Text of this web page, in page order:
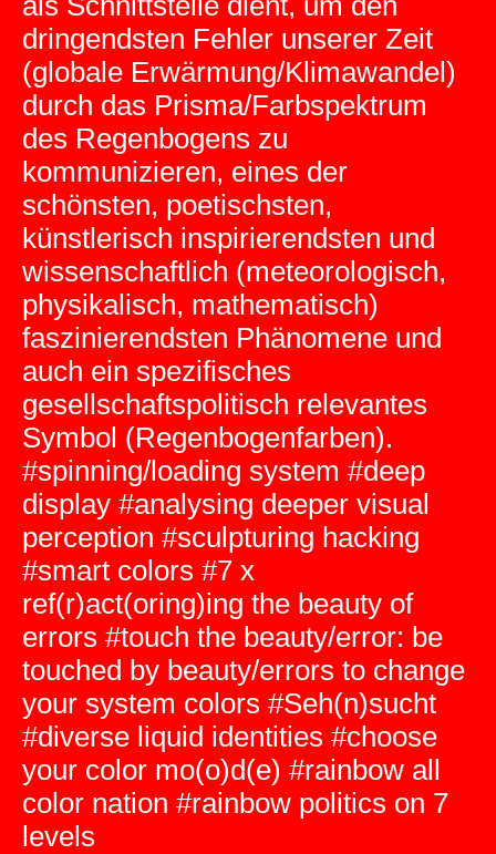
dringendsten Fehler unserer Zeit
(globale Erwärmung/Klimawandel)
durch das Prisma/Farbspektrum
des Regenbogens zu
kommunizieren, eines der
schönsten, poetischsten,
künstlerisch inspirierendsten und
wissenschaftlich (meteorologisch,
physikalisch, mathematisch)
faszinierendsten Phänomene und
auch ein spezifisches
gesellschaftspolitisch relevantes
Symbol (Regenbogenfarben).
#spinning/loading system #deep
display #analysing deeper visual
perception #sculpturing hacking
#smart colors #7 x
ref(r)act(oring)ing the beauty of
errors #touch the beauty/error: be
touched by beauty/errors to change
your system colors #Seh(n)sucht
#diverse liquid identities #choose
your color mo(o)d(e) #rainbow all
color nation #rainbow politics on 7
levels